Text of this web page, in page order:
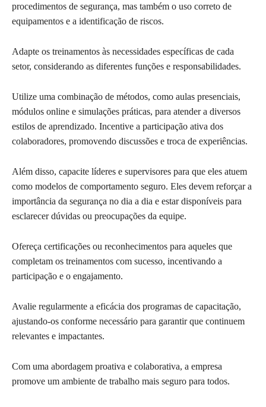
procedimentos de segurança, mas também o uso correto de
equipamentos e a identificação de riscos.
Adapte os treinamentos às necessidades específicas de cada
setor, considerando as diferentes funções e responsabilidades.
Utilize uma combinação de métodos, como aulas presenciais,
módulos online e simulações práticas, para atender a diversos
estilos de aprendizado. Incentive a participação ativa dos
colaboradores, promovendo discussões e troca de experiências.
Além disso, capacite líderes e supervisores para que eles atuem
como modelos de comportamento seguro. Eles devem reforçar a
importância da segurança no dia a dia e estar disponíveis para
esclarecer dúvidas ou preocupações da equipe.
Ofereça certificações ou reconhecimentos para aqueles que
completam os treinamentos com sucesso, incentivando a
participação e o engajamento.
Avalie regularmente a eficácia dos programas de capacitação,
ajustando-os conforme necessário para garantir que continuem
relevantes e impactantes.
Com uma abordagem proativa e colaborativa, a empresa
promove um ambiente de trabalho mais seguro para todos.